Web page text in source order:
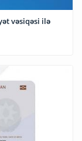
ilə